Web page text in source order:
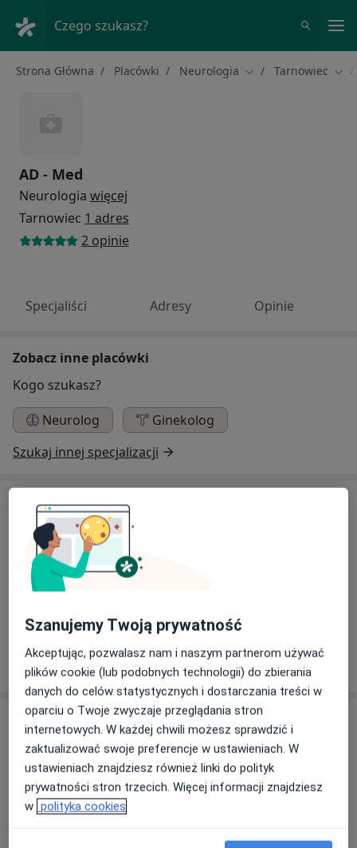
Czego szukasz?
Strona Główna Placówki Neurologia Zmień miasto
Tarnowiec
AD - Med
Neurologia więcej
Tarnowiec 1 adres
2 opinie
Specjaliści Adresy Opinie
Zobacz inne placówki
Kogo szukasz?
Neurolog
Ginekolog
Szukaj innej specjalizacji
Specjaliści
Neurolog
Neurolog
2 opinie
Adres
Powiększ mapę
Szanujemy Twoją prywatność
Akceptując, pozwalasz nam i naszym partnerom używać
plików cookie (lub podobnych technologii) do zbierania
danych do celów statystycznych i dostarczania treści w
oparciu o Twoje zwyczaje przeglądania stron
internetowych. W każdej chwili możesz sprawdzić i
zaktualizować swoje preferencje w ustawieniach. W
ustawieniach znajdziesz również linki do polityk
prywatności stron trzecich. Więcej informacji znajdziesz
w polityka cookies